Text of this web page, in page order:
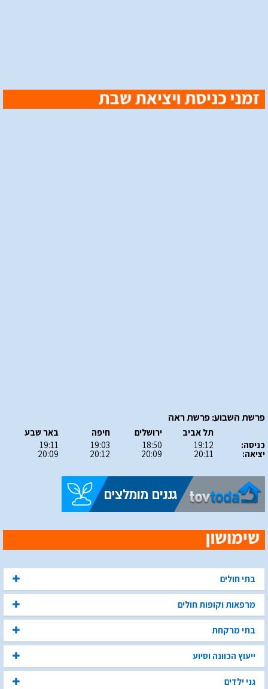
פרשת השבוע: פרשת ראה
כניסה:
יציאה:
תל אביב
19:12
20:11
ירושלים
18:50
20:09
חיפה
19:03
20:12
באר שבע
19:11
20:09
בתי חולים
מרפאות וקופות חולים
בתי מרקחת
ייעוץ הכוונה וסיוע
גני ילדים